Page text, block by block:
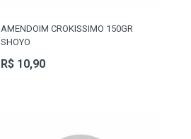
AMENDOIM CROKISSIMO 150GR
SHOYO
R$ 10,90